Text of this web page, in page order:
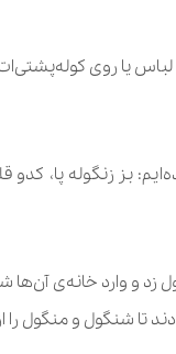
یا روی
زنگوله پا، کدو
زد و وارد خانه‌ی
تا شنگول و منگول